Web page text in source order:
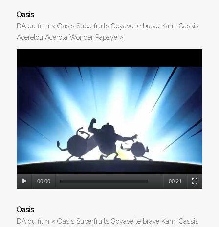
Oasis
DA du film « Oasis Superfruits Goyave le brave Kami Cassis
Acerelou Acerola Wonder Papaye ».
00:00 00:21
Oasis
DA du film « Oasis Superfruits Goyave le brave Kami Cassis